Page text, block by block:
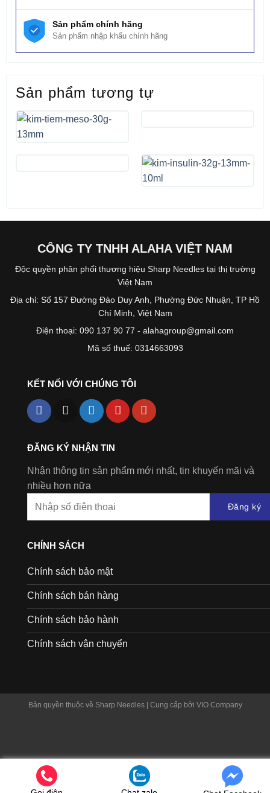
Sản phẩm chính hãng
Sản phẩm nhập khẩu chính hãng
Sản phẩm tương tự
CÔNG TY TNHH ALAHA VIỆT NAM
Độc quyền phân phối thương hiệu Sharp Needles tại thị trường
Việt Nam
Địa chỉ: Số 157 Đường Đào Duy Anh, Phường Đức Nhuận, TP Hồ
Chí Minh, Việt Nam
Điện thoại: 090 137 90 77 - alahagroup@gmail.com
Mã số thuế: 0314663093
KẾT NỐI VỚI CHÚNG TÔI
ĐĂNG KÝ NHẬN TIN
Nhận thông tin sản phẩm mới nhất, tin khuyến mãi và
nhiều hơn nữa
Đăng ký
CHÍNH SÁCH
Chính sách bảo mật
Chính sách bán hàng
Chính sách bảo hành
Chính sách vận chuyển
Bản quyền thuộc về Sharp Needles | Cung cấp bởi VIO Company